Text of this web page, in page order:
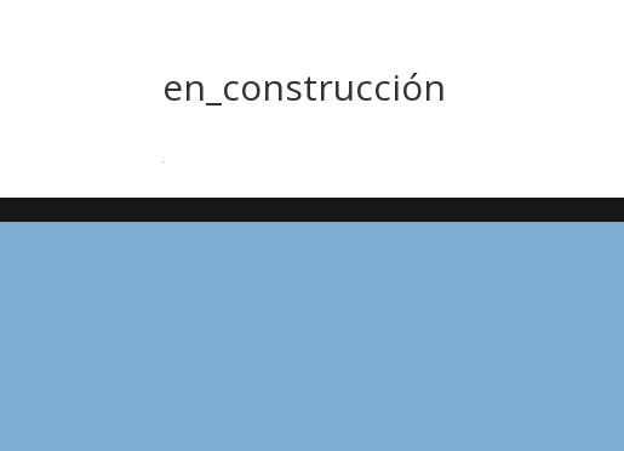
en_construcción